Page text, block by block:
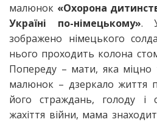
малюнок «Охорона
Україні по-німецькому».
зображено німецького
нього проходить колона
Попереду – мати, яка
малюнок – дзеркало життя
його страждань, голоду і
жахіття війни, мама